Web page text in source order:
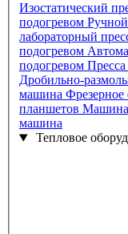
Изостатический
подогревом
лабораторный
подогревом
подогревом Пресса
Дробильно-
машина Фрезерное
планшетов Машина
машина
Тепловое